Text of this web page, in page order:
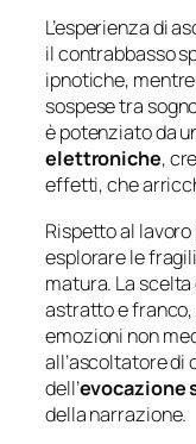
L’esperienza di
il contrabbasso
ipnotiche,
sospese tra
è potenziato da
elettroniche,
effetti, che
Rispetto al
esplorare le
matura. La scelta
astratto e
emozioni non
all’ascoltatore di
dell’evocazione
della narrazione.